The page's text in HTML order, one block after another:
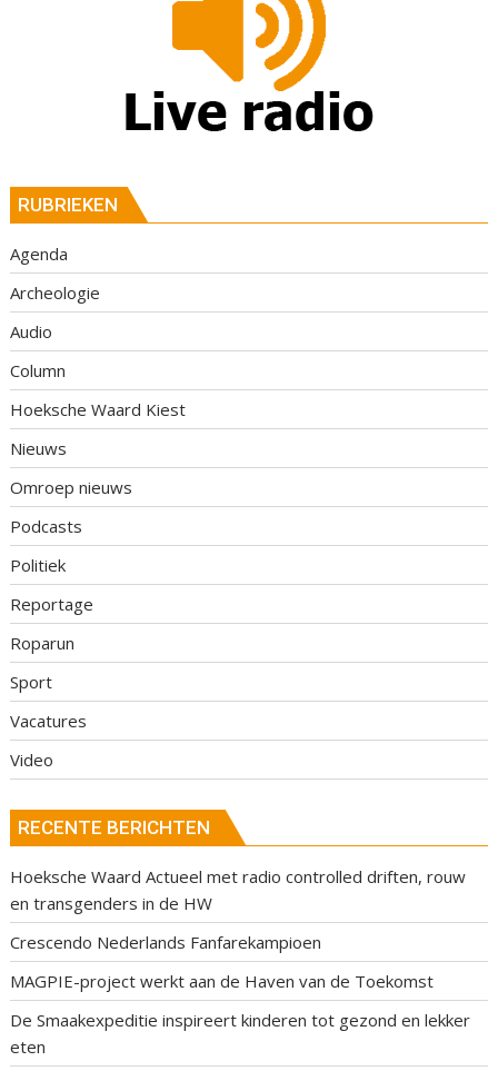
RUBRIEKEN
Agenda
Archeologie
Audio
Column
Hoeksche Waard Kiest
Nieuws
Omroep nieuws
Podcasts
Politiek
Reportage
Roparun
Sport
Vacatures
Video
RECENTE BERICHTEN
Hoeksche Waard Actueel met radio controlled driften, rouw
en transgenders in de HW
Crescendo Nederlands Fanfarekampioen
MAGPIE-project werkt aan de Haven van de Toekomst
De Smaakexpeditie inspireert kinderen tot gezond en lekker
eten